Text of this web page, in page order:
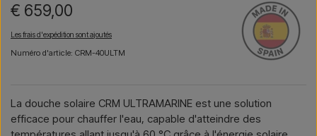
€ 659,00
Les frais d'expédition sont ajoutés
Numéro d'article: CRM-40ULTM
La douche solaire CRM ULTRAMARINE est une solution
efficace pour chauffer l'eau, capable d'atteindre des